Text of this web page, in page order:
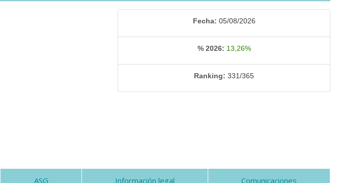
Fecha: 05/08/2026
% 2026: 13,26%
Ranking: 331/365
ASG Información legal Comunicaciones